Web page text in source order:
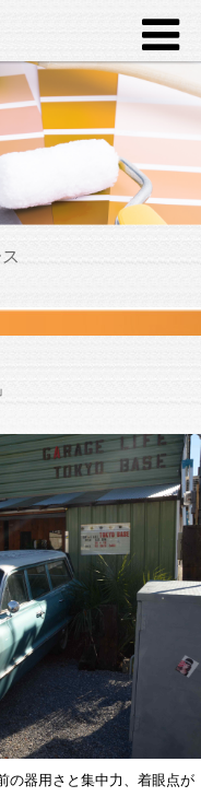
の器用さと集中力、着眼点が